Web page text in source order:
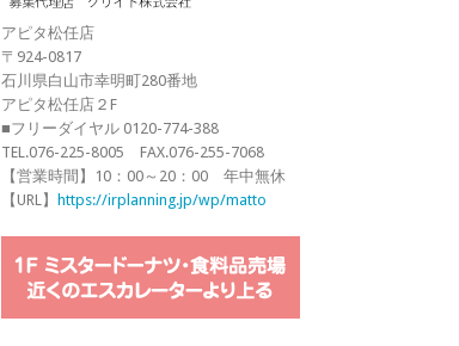
アピタ松任店
〒924-0817
石川県白山市幸明町280番地
アピタ松任店２F
■フリーダイヤル 0120-774-388
TEL.076-225-8005 FAX.076-255-7068
【営業時間】10：00～20：00 年中無休
【URL】
https://irplanning.jp/wp/matto